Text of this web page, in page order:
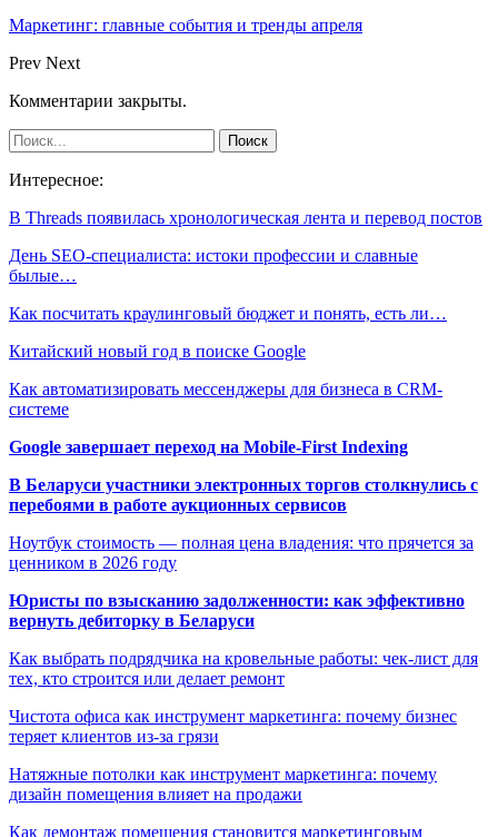
Маркетинг: главные события и тренды апреля
Prev Next
Комментарии закрыты.
Интересное:
В Threads появилась хронологическая лента и перевод постов
День SEO-специалиста: истоки профессии и славные
былые…
Как посчитать краулинговый бюджет и понять, есть ли…
Китайский новый год в поиске Google
Как автоматизировать мессенджеры для бизнеса в CRM-
системе
Google завершает переход на Mobile-First Indexing
В Беларуси участники электронных торгов столкнулись с
перебоями в работе аукционных сервисов
Ноутбук стоимость — полная цена владения: что прячется за
ценником в 2026 году
Юристы по взысканию задолженности: как эффективно
вернуть дебиторку в Беларуси
Как выбрать подрядчика на кровельные работы: чек-лист для
тех, кто строится или делает ремонт
Чистота офиса как инструмент маркетинга: почему бизнес
теряет клиентов из-за грязи
Натяжные потолки как инструмент маркетинга: почему
дизайн помещения влияет на продажи
Как демонтаж помещения становится маркетинговым